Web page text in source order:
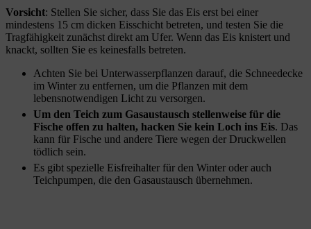
Vorsicht: Stellen Sie sicher, dass Sie das Eis erst bei einer
mindestens 15 cm dicken Eisschicht betreten, und testen Sie die
Tragfähigkeit zunächst direkt am Ufer. Wenn das Eis knistert und
knackt, sollten Sie es keinesfalls betreten.
Achten Sie bei Unterwasserpflanzen darauf, die Schneedecke
im Winter zu entfernen, um die Pflanzen mit dem
lebensnotwendigen Licht zu versorgen.
Um den Teich zum Gasaustausch stellenweise für die
Fische offen zu halten, hacken Sie kein Loch ins Eis. Das
kann für Fische und andere Tiere wegen der Druckwellen
tödlich sein.
Es gibt spezielle Eisfreihalter für den Winter oder auch
Teichpumpen, die den Gasaustausch übernehmen.